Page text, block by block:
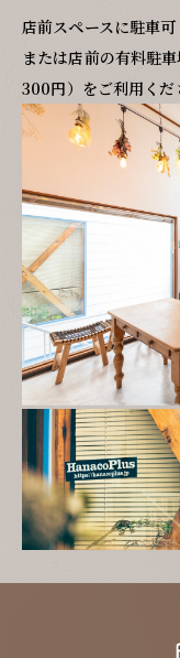
店前スペースに駐車可
または店前の有料駐
300円）をご利用くだ